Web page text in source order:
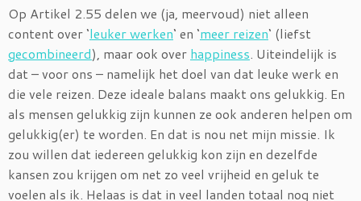
Op Artikel 2.55 delen we (ja, meervoud) niet alleen
content over ‘leuker werken‘ en ‘meer reizen‘ (liefst
gecombineerd), maar ook over happiness. Uiteindelijk is
dat – voor ons – namelijk het doel van dat leuke werk en
die vele reizen. Deze ideale balans maakt ons gelukkig. En
als mensen gelukkig zijn kunnen ze ook anderen helpen om
gelukkig(er) te worden. En dat is nou net mijn missie. Ik
zou willen dat iedereen gelukkig kon zijn en dezelfde
kansen zou krijgen om net zo veel vrijheid en geluk te
voelen als ik. Helaas is dat in veel landen totaal nog niet